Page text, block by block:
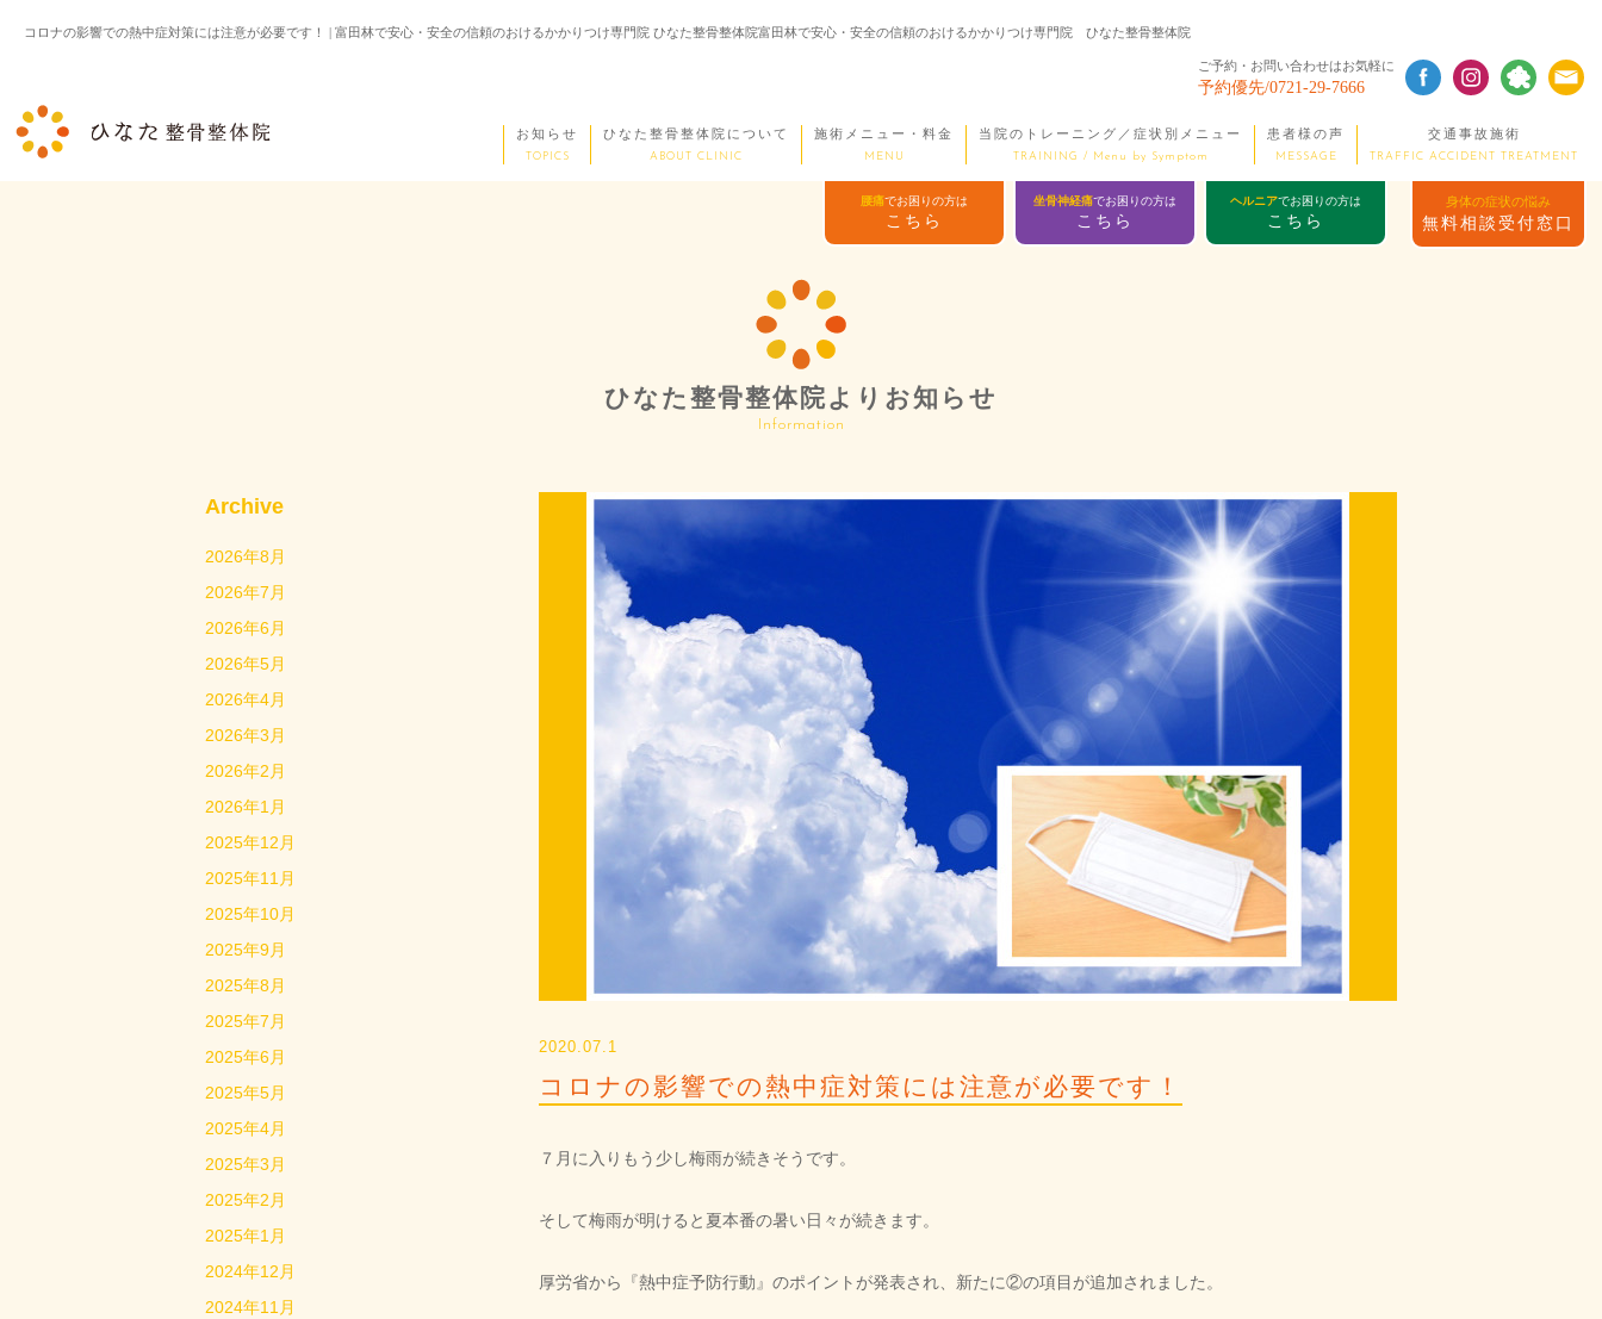
コロナの影響での熱中症対策には注意が必要です！ | 富田林で安心・安全の信頼のおけるかかりつけ専門院 ひなた整骨整体院富田林で安心・安全の信頼のおけるかかりつけ専門院 ひなた整骨整体院
身体の症状の悩み
無料相談受付窓口
ヘルニアでお困りの方は
こちら
坐骨神経痛でお困りの方は
こちら
腰痛でお困りの方は
こちら
ご予約・お問い合わせはお気軽に
予約優先/0721-29-7666
お知らせ
TOPICS
ひなた整骨整体院について
ABOUT CLINIC
施術メニュー・料金
MENU
当院のトレーニング／症状別メニュー
TRAINING / Menu by Symptom
患者様の声
MESSAGE
交通事故施術
TRAFFIC ACCIDENT TREATMENT
ひなた整骨整体院よりお知らせ
Information
2020.07.1
コロナの影響での熱中症対策には注意が必要です！
７月に入りもう少し梅雨が続きそうです。
そして梅雨が明けると夏本番の暑い日々が続きます。
厚労省から『熱中症予防行動』のポイントが発表され、新たに②の項目が追加されました。
Archive
2026年8月
2026年7月
2026年6月
2026年5月
2026年4月
2026年3月
2026年2月
2026年1月
2025年12月
2025年11月
2025年10月
2025年9月
2025年8月
2025年7月
2025年6月
2025年5月
2025年4月
2025年3月
2025年2月
2025年1月
2024年12月
2024年11月